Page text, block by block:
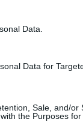
Data.
Data for
Sale, and/or
the Purposes
και